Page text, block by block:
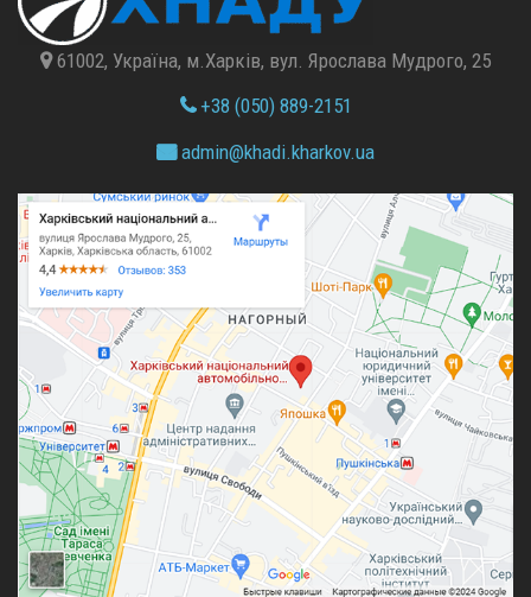
61002, Україна, м.Харків, вул. Ярослава Мудрого, 25
+38 (050) 889-2151
admin@khadi.kharkov.ua